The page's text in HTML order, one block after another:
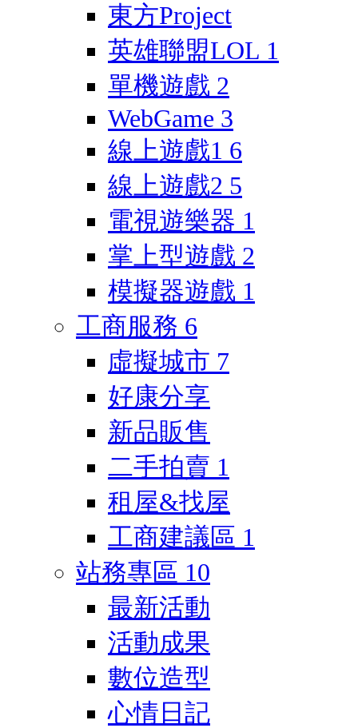
東方Project
英雄聯盟LOL 1
單機遊戲 2
WebGame 3
線上遊戲1 6
線上遊戲2 5
電視遊樂器 1
掌上型遊戲 2
模擬器遊戲 1
工商服務 6
虛擬城市 7
好康分享
新品販售
二手拍賣 1
租屋&找屋
工商建議區 1
站務專區 10
最新活動
活動成果
數位造型
心情日記